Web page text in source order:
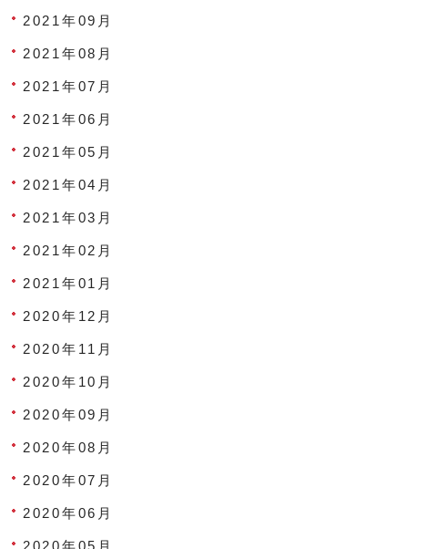
2021年09月
2021年08月
2021年07月
2021年06月
2021年05月
2021年04月
2021年03月
2021年02月
2021年01月
2020年12月
2020年11月
2020年10月
2020年09月
2020年08月
2020年07月
2020年06月
2020年05月